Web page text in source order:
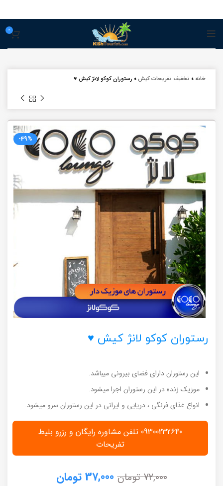
0
خانه » تخفيف تفريحات کيش» رستوران کوکو لانژ کیش ♥
-49%
رستوران کوکو لانژ کیش ♥
این رستوران دارای فضای بیرونی میباشد.
موزیک زنده در این رستوران اجرا میشود.
انواع غذای فرنگی ، دریایی و ایرانی در این رستوران سرو میشود.
09300232640 تلفن مشاوره رایگان و رزرو بلیط
تفریحات
72,000 تومان 37,000 تومان